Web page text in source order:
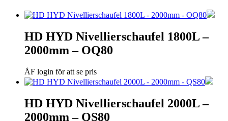
HD HYD Nivellierschaufel 1800L –
2000mm – OQ80
ÅF login för att se pris
HD HYD Nivellierschaufel 2000L –
2000mm – QS80